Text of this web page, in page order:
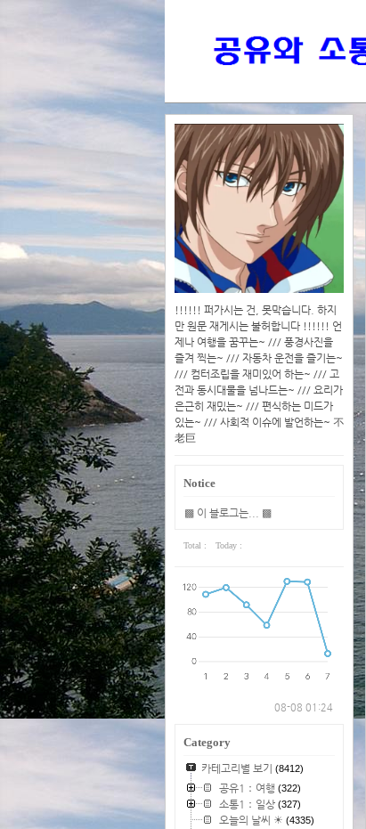
!!!!!! 퍼가시는 건, 못막습니다. 하지
만 원문 재게시는 불허합니다 !!!!!! 언
제나 여행을 꿈꾸는~ /// 풍경사진을
즐겨 찍는~ /// 자동차 운전을 즐기는~
/// 컴터조립을 재미있어 하는~ /// 고
전과 동시대물을 넘나드는~ /// 요리가
은근히 재밌는~ /// 편식하는 미드가
있는~ /// 사회적 이슈에 발언하는~ 不
老巨
Notice
▩ 이 블로그는... ▩
Total : Today :
08-08 01:24
Category
카테고리별 보기 (8412)
공유1：여행 (322)
소통1：일상(327)
오늘의 날씨 ☀ (4335)